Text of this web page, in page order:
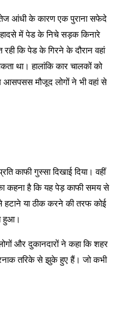
तेज आंधी के कारण एक पुराना सफेदे
में पेड के निचे सड़क किनारे
रही कि पेड के गिरने के दौरान वहां
था। हालांकि कार चालकों को
मौजूद लोगों ने भी वहां से
काफी गुस्सा दिखाई दिया। वहीं
कहना है कि यह पेड़ काफी समय से
या ठीक करने की तरफ कोई
हुआ।
और दुकानदारों ने कहा कि शहर
तरिके से झुके हुए हैं। जो कभी